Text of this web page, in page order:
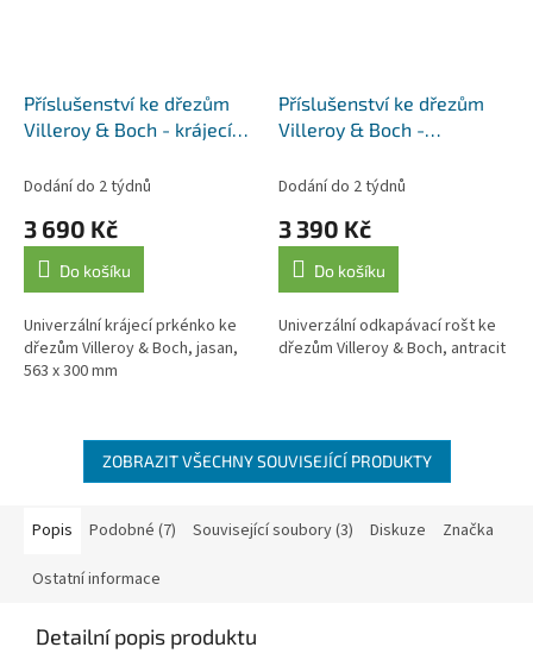
Příslušenství ke dřezům
Villeroy & Boch - krájecí
Dodání do 2 týdnů
3 690 Kč
Do košíku
Univerzální krájecí prkénko ke
dřezům Villeroy & Boch, jasan,
563 x 300 mm
Příslušenství ke dřezům
Villeroy & Boch -
9K130005, antracit
Dodání do 2 týdnů
3 390 Kč
Do košíku
Univerzální odkapávací rošt ke
dřezům Villeroy & Boch, antracit
ZOBRAZIT VŠECHNY SOUVISEJÍCÍ PRODUKTY
Popis Podobné (7) Související soubory (3) Diskuze Značka
Ostatní informace
Detailní popis produktu